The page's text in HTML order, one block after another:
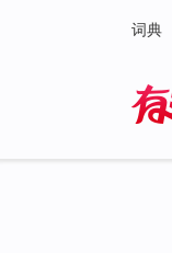
词典